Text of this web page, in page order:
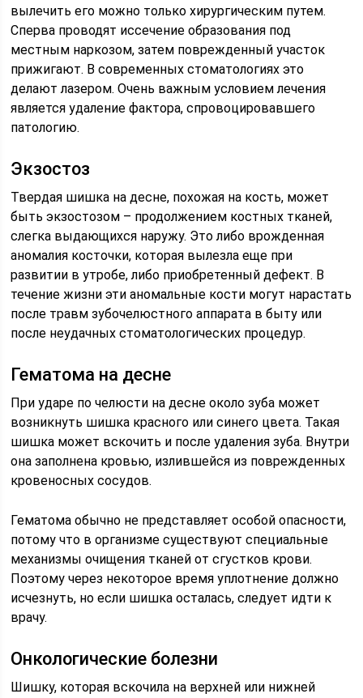
вылечить его можно только хирургическим путем.
Сперва проводят иссечение образования под
местным наркозом, затем поврежденный участок
прижигают. В современных стоматологиях это
делают лазером. Очень важным условием лечения
является удаление фактора, спровоцировавшего
патологию.
Экзостоз
Твердая шишка на десне, похожая на кость, может
быть экзостозом – продолжением костных тканей,
слегка выдающихся наружу. Это либо врожденная
аномалия косточки, которая вылезла еще при
развитии в утробе, либо приобретенный дефект. В
течение жизни эти аномальные кости могут нарастать
после травм зубочелюстного аппарата в быту или
после неудачных стоматологических процедур.
Гематома на десне
При ударе по челюсти на десне около зуба может
возникнуть шишка красного или синего цвета. Такая
шишка может вскочить и после удаления зуба. Внутри
она заполнена кровью, излившейся из поврежденных
кровеносных сосудов.
Гематома обычно не представляет особой опасности,
потому что в организме существуют специальные
механизмы очищения тканей от сгустков крови.
Поэтому через некоторое время уплотнение должно
исчезнуть, но если шишка осталась, следует идти к
врачу.
Онкологические болезни
Шишку, которая вскочила на верхней или нижней